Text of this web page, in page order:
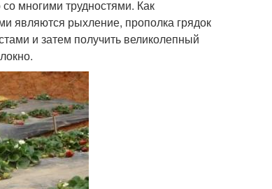
многими трудностями. Как
являются рыхление, прополка грядок
и затем получить великолепный